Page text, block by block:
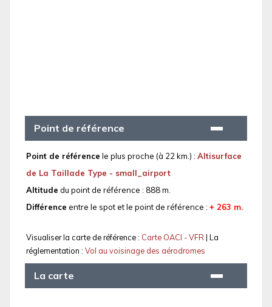
Point de référence
Point de référence le plus proche (à 22 km.) : Altisurface
de La Taillade Type - small_airport
Altitude du point de référence : 888 m.
Différence entre le spot et le point de référence : + 263 m.
Visualiser la carte de référence : Carte OACI - VFR| La
réglementation : Vol au voisinage des aérodromes
La carte